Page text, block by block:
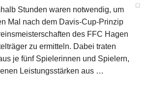
Stunden waren notwendig, um
Mal nach dem Davis-Cup-Prinzip
des FFC Hagen
zu ermitteln. Dabei traten
je fünf Spielerinnen und Spielern,
Leistungsstärken aus …